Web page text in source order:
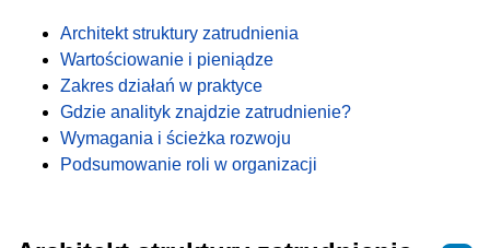
Architekt struktury zatrudnienia
Wartościowanie i pieniądze
Zakres działań w praktyce
Gdzie analityk znajdzie zatrudnienie?
Wymagania i ścieżka rozwoju
Podsumowanie roli w organizacji